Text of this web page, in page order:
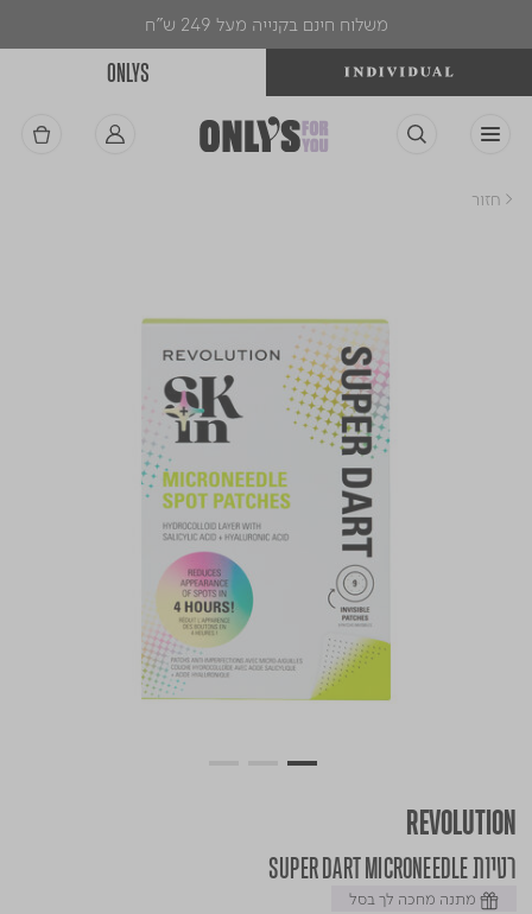
משלוח חינם בקנייה מעל 249 ש"ח
ONLYS
< חזור
REVOLUTION
רטיות SUPER DART MICRONEEDLE
מתנה מחכה לך בסל